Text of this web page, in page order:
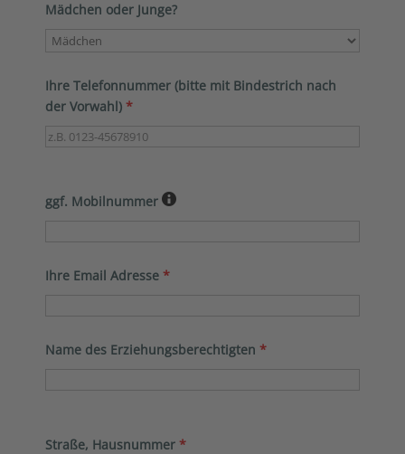
Mädchen oder Junge?
Ihre Telefonnummer (bitte mit Bindestrich nach
der Vorwahl) *
ggf. Mobilnummer
Ihre Email Adresse *
Name des Erziehungsberechtigten *
Straße, Hausnummer *